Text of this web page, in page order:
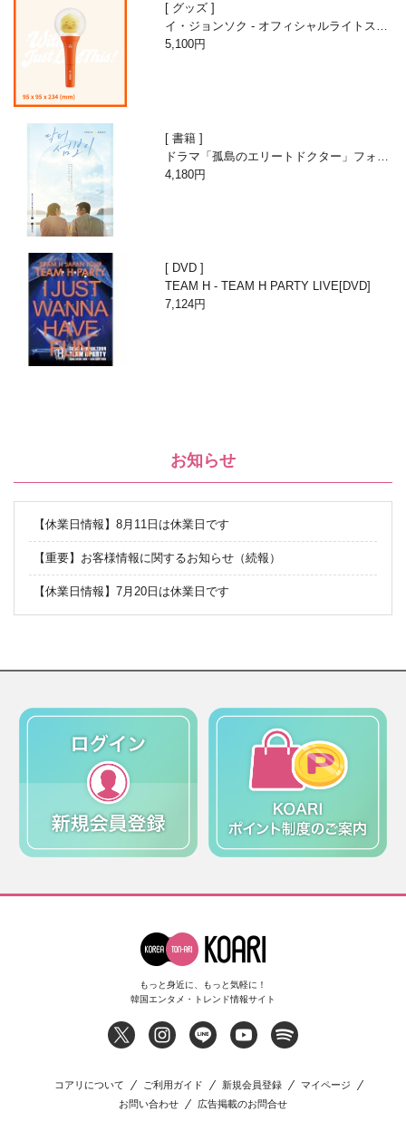
グッズ
イ・ジョンソク - オフィシャルライトステ
ィック
5,100円
書籍
ドラマ「孤島のエリートドクター」フォト
エッセイ
4,180円
DVD
TEAM H - TEAM H PARTY LIVE[DVD]
7,124円
お知らせ
【休業日情報】8月11日は休業日です
【重要】お客様情報に関するお知らせ（続報）
【休業日情報】7月20日は休業日です
もっと身近に、もっと気軽に！
韓国エンタメ・トレンド情報サイト
コアリについて ご利用ガイド 新規会員登録
マイページ
お問い合わせ
広告掲載のお問合せ